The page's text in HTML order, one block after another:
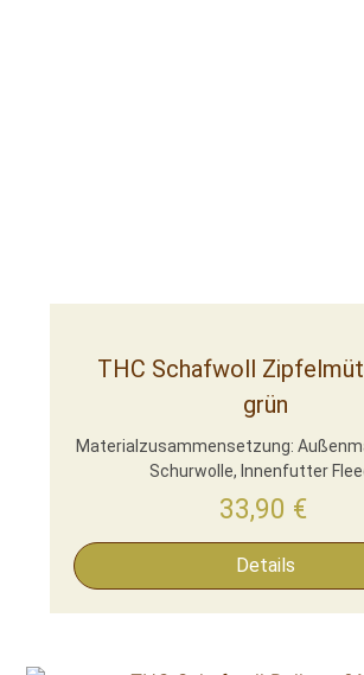
THC Schafwoll
grün
Materialzusammensetzung:
Schurwolle, Innenfutter
33,90 €
Details